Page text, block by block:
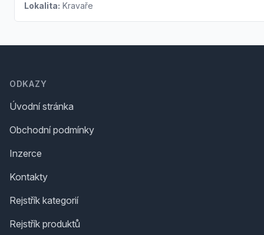
Lokalita: Kravaře
ODKAZY
Úvodní stránka
Obchodní podmínky
Inzerce
Kontakty
Rejstřík kategorií
Rejstřík produktů